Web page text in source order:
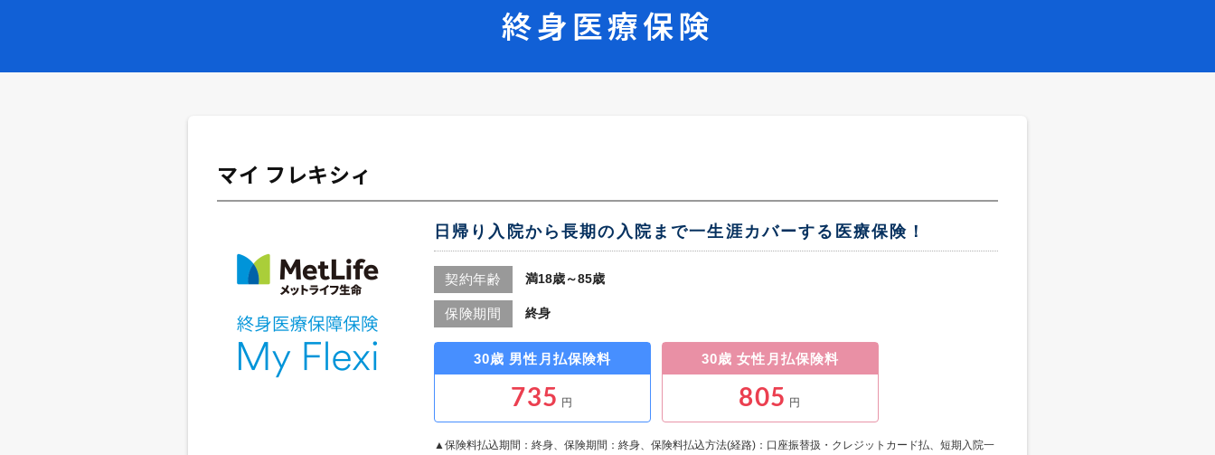
終身医療保険
マイ フレキシィ
日帰り入院から長期の入院まで一生涯カバーする医療保険！
契約年齢 満18歳～85歳
保険期間 終身
30歳 男性 月払保険料
735 円
30歳 女性 月払保険料
805 円
▲保険料払込期間：終身、保険期間：終身、保険料払込方法(経路)：口座振替扱・クレジットカード払、短期入院一